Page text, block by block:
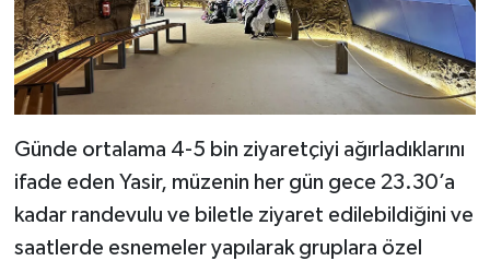
Günde ortalama 4-5 bin ziyaretçiyi ağırladıklarını
ifade eden Yasir, müzenin her gün gece 23.30’a
kadar randevulu ve biletle ziyaret edilebildiğini ve
saatlerde esnemeler yapılarak gruplara özel
Sivas Müftülüğü
Şanlıurfa Müftülüğü
Şırnak Müftülüğü
Tekirdağ Müftülüğü